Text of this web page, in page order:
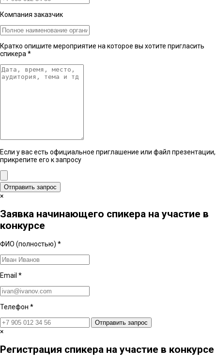
Компания заказчик
Кратко опишите мероприятие на которое вы хотите пригласить
спикера *
Если у вас есть официальное приглашение или файл презентации,
прикрепите его к запросу
Отправить запрос
×
Заявка начинающего спикера на участие в
конкурсе
ФИО (полностью) *
Email *
Телефон *
Отправить запрос
×
Регистрация спикера на участие в конкурсе